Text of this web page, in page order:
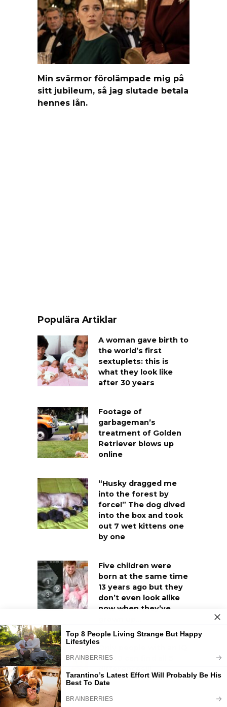
Min svärmor förolämpade mig på
sitt jubileum, så jag slutade betala
hennes lån.
Populära Artiklar
A woman gave birth to
the world’s first
sextuplets: this is
what they look like
after 30 years
Footage of
garbageman’s
treatment of Golden
Retriever blows up
online
“Husky dragged me
into the forest by
force!” The dog dived
into the box and took
out 7 wet kittens one
by one
Five children were
born at the same time
13 years ago but they
don’t even look alike
now when they’ve
of 140 can find all 5